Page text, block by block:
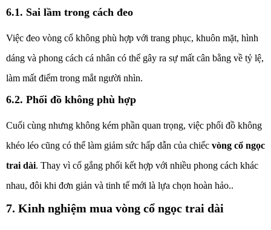
6.1. Sai lầm trong cách đeo
Việc đeo vòng cổ không phù hợp với trang phục, khuôn mặt, hình
dáng và phong cách cá nhân có thể gây ra sự mất cân bằng về tỷ lệ,
làm mất điểm trong mắt người nhìn.
6.2. Phối đồ không phù hợp
Cuối cùng nhưng không kém phần quan trọng, việc phối đồ không
khéo léo cũng có thể làm giảm sức hấp dẫn của chiếc vòng cổ ngọc
trai dài. Thay vì cố gắng phối kết hợp với nhiều phong cách khác
nhau, đôi khi đơn giản và tinh tế mới là lựa chọn hoàn hảo..
7. Kinh nghiệm mua vòng cổ ngọc trai dài